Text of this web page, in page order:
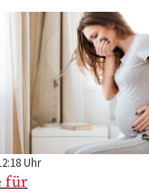
Uhr
für